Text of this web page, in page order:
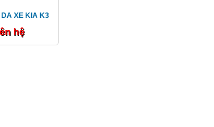
DA XE KIA K3
hệ